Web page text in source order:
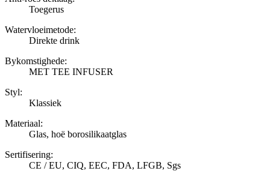
Toegerus
Watervloeimetode:
Direkte drink
Bykomstighede:
MET TEE INFUSER
Styl:
Klassiek
Materiaal:
Glas, hoë borosilikaatglas
Sertifisering:
CE / EU, CIQ, EEC, FDA, LFGB, Sgs